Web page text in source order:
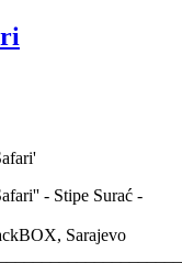
- Stipe Surać -
Sarajevo